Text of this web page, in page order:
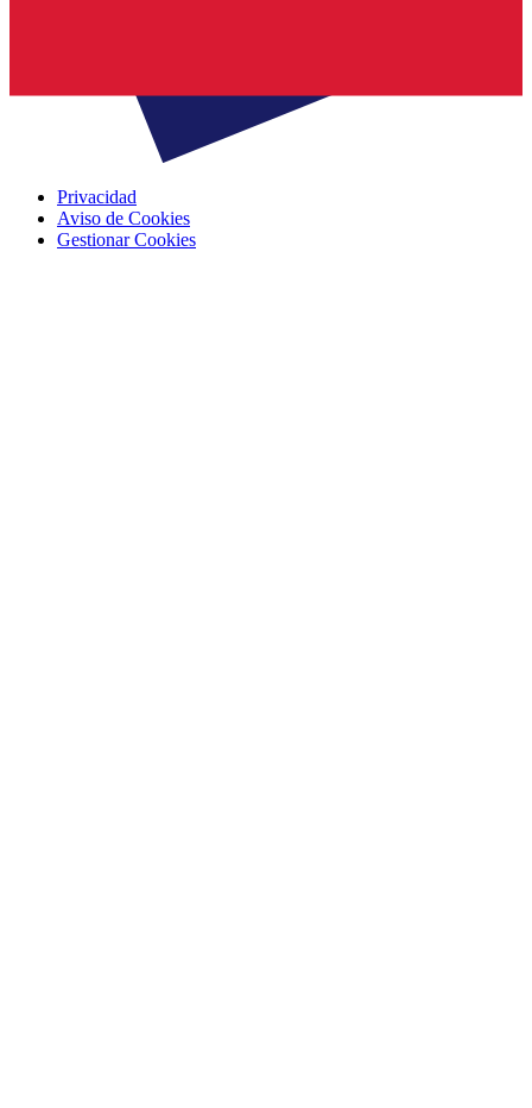
Privacidad
Aviso de Cookies
Gestionar Cookies